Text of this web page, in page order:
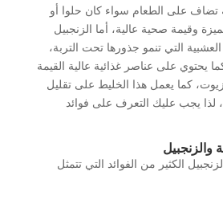
تضاف على الطعام سواء كان حلوا أو
وقيمة صحية عالية، أما الزنجبيل
التي تنمو جذورها تحت التربة،
يحتوي على عناصر غذائية عالية القيمة
كما يعمل هذا الخليط على تقليل
لذا يجب عليك التعرف على فوائد
والزنجبيل
الكثير من الفوائد التي تتمثل